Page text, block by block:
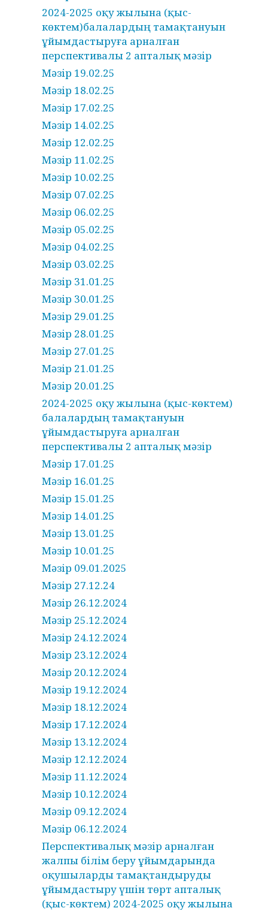
2024-2025 оқу жылына (қыс-
көктем)балалардың тамақтануын
ұйымдастыруға арналған
перспективалы 2 апталық мәзір
Мәзір 19.02.25
Мәзір 18.02.25
Мәзір 17.02.25
Мәзір 14.02.25
Мәзір 12.02.25
Мәзір 11.02.25
Мәзір 10.02.25
Мәзір 07.02.25
Мәзір 06.02.25
Мәзір 05.02.25
Мәзір 04.02.25
Мәзір 03.02.25
Мәзір 31.01.25
Мәзір 30.01.25
Мәзір 29.01.25
Мәзір 28.01.25
Мәзір 27.01.25
Мәзір 21.01.25
Мәзір 20.01.25
2024-2025 оқу жылына (қыс-көктем)
балалардың тамақтануын
ұйымдастыруға арналған
перспективалы 2 апталық мәзір
Мәзір 17.01.25
Мәзір 16.01.25
Мәзір 15.01.25
Мәзір 14.01.25
Мәзір 13.01.25
Мәзір 10.01.25
Мәзір 09.01.2025
Мәзір 27.12.24
Мәзір 26.12.2024
Мәзір 25.12.2024
Мәзір 24.12.2024
Мәзір 23.12.2024
Мәзір 20.12.2024
Мәзір 19.12.2024
Мәзір 18.12.2024
Мәзір 17.12.2024
Мәзір 13.12.2024
Мәзір 12.12.2024
Мәзір 11.12.2024
Мәзір 10.12.2024
Мәзір 09.12.2024
Мәзір 06.12.2024
Перспективалық мәзір арналған
жалпы білім беру ұйымдарында
оқушыларды тамақтандыруды
ұйымдастыру үшін төрт апталық
(қыс-көктем) 2024-2025 оқу жылына